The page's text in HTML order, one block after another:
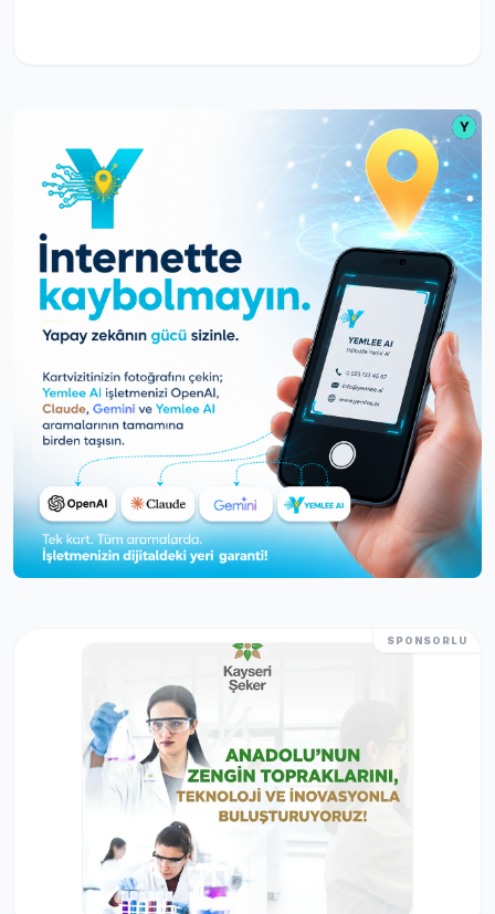
SPONSORLU